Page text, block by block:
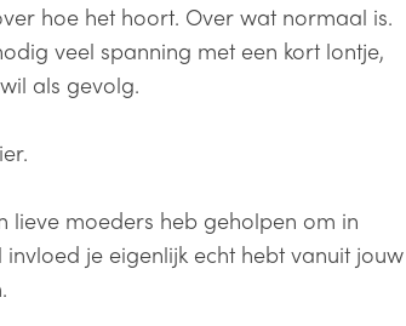
hoe het hoort. Over wat normaal is.
veel spanning met een kort lontje,
als gevolg.
moeders heb geholpen om in
je eigenlijk echt hebt vanuit jouw